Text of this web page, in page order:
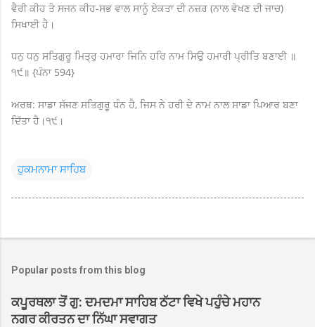
ਵੈਰੀ ਕੀਹ ਤੇ ਸਜਨ ਕੀਹ-ਸਭ ਵਾਲ ਸਾਨੂੰ ਏਕਤਾ ਦੀ ਨਜ਼ਰ (ਨਾਲ ਵੇਖਣ ਦੀ ਜਾਚ)
ਸਿਖਾਈ ਹੈ।
ਧਨੁ ਧਨੁ ਸਤਿਗੁਰੂ ਮਿਤ੍ਰੁ ਹਮਾਰਾ ਜਿਨਿ ਹਰਿ ਨਾਮ ਸਿਉ ਹਮਾਰੀ ਪ੍ਰੀਤਿ ਬਣਾਈ ॥
੧੯॥ {ਪੰਨਾ 594}
ਅਰਥ: ਸਾਡਾ ਸੱਜਣ ਸਤਿਗੁਰੂ ਧੰਨ ਹੈ, ਜਿਸ ਨੇ ਹਰੀ ਦੇ ਨਾਮ ਨਾਲ ਸਾਡਾ ਪਿਆਰ ਬਣਾ
ਦਿੱਤਾ ਹੈ।੧੯।
ਹੁਕਮਨਾਮਾ ਸਾਹਿਬ
Popular posts from this blog
ਕਪੂਰਥਲਾ ਤੋਂ ਗੁ: ਦਮਦਮਾ ਸਾਹਿਬ ਠੱਟਾ ਵਿਖੇ ਪਹੁੰਚੇ ਮਹਾਨ
ਨਗਰ ਕੀਰਤਨ ਦਾ ਨਿੱਘਾ ਸਵਾਗਤ